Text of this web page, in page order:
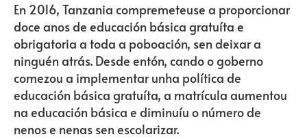
En 2016, Tanzania compremeteuse a proporcionar
doce anos de educación básica gratuíta e
obrigatoria a toda a poboación, sen deixar a
ninguén atrás. Desde entón, cando o goberno
comezou a implementar unha política de
educación básica gratuíta, a matrícula aumentou
na educación básica e diminuíu o número de
nenos e nenas sen escolarizar.